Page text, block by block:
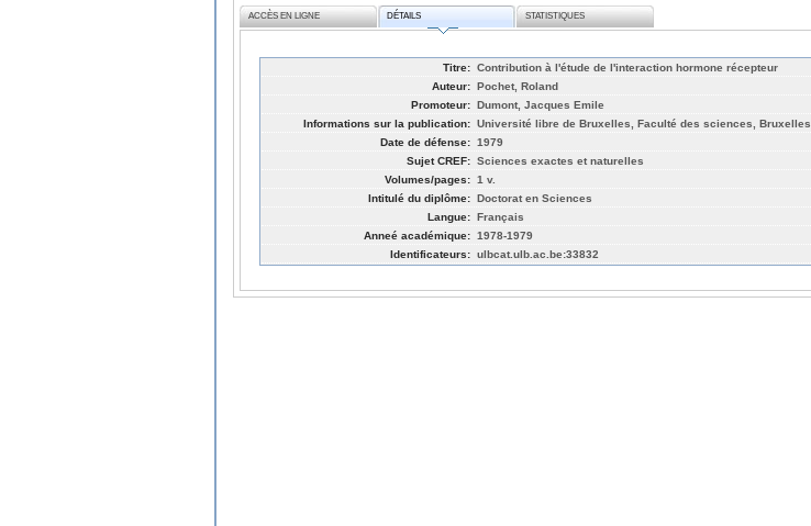
ACCÈS EN LIGNE DÉTAILS STATISTIQUES
Titre: Contribution à l'étude de l'interaction hormone récepteur
Auteur: Pochet, Roland
Promoteur: Dumont, Jacques Emile
Informations sur la publication: Université libre de Bruxelles, Faculté des sciences, Bruxelles
Date de défense: 1979
Sujet CREF: Sciences exactes et naturelles
Volumes/pages: 1 v.
Intitulé du diplôme: Doctorat en Sciences
Langue: Français
Anneé académique: 1978-1979
Identificateurs: ulbcat.ulb.ac.be:33832